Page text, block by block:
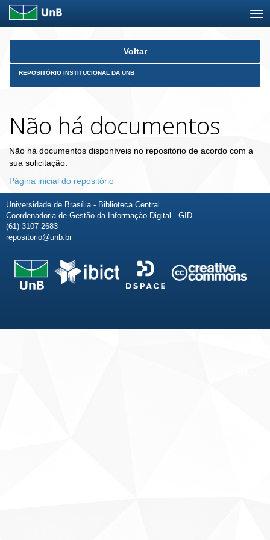
Skip
Voltar
REPOSITÓRIO INSTITUCIONAL DA UNB
Não há documentos
Não há documentos disponíveis no repositório de acordo com a
sua solicitação.
Página inicial do repositório
Universidade de Brasília - Biblioteca Central
Coordenadoria de Gestão da Informação Digital - GID
(61) 3107-2683
repositorio@unb.br